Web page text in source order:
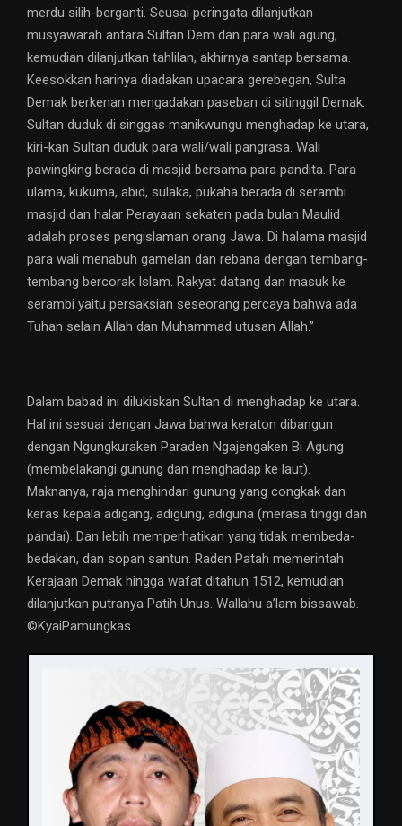
merdu silih-berganti. Seusai peringata dilanjutkan
musyawarah antara Sultan Dem dan para wali agung,
kemudian dilanjutkan tahlilan, akhirnya santap bersama.
Keesokkan harinya diadakan upacara gerebegan, Sulta
Demak berkenan mengadakan paseban di sitinggil Demak.
Sultan duduk di singgas manikwungu menghadap ke utara,
kiri-kan Sultan duduk para wali/wali pangrasa. Wali
pawingking berada di masjid bersama para pandita. Para
ulama, kukuma, abid, sulaka, pukaha berada di serambi
masjid dan halar Perayaan sekaten pada bulan Maulid
adalah proses pengislaman orang Jawa. Di halama masjid
para wali menabuh gamelan dan rebana dengan tembang-
tembang bercorak Islam. Rakyat datang dan masuk ke
serambi yaitu persaksian seseorang percaya bahwa ada
Tuhan selain Allah dan Muhammad utusan Allah.”
Dalam babad ini dilukiskan Sultan di menghadap ke utara.
Hal ini sesuai dengan Jawa bahwa keraton dibangun
dengan Ngungkuraken Paraden Ngajengaken Bi Agung
(membelakangi gunung dan menghadap ke laut).
Maknanya, raja menghindari gunung yang congkak dan
keras kepala adigang, adigung, adiguna (merasa tinggi dan
pandai). Dan lebih memperhatikan yang tidak membeda-
bedakan, dan sopan santun. Raden Patah memerintah
Kerajaan Demak hingga wafat ditahun 1512, kemudian
dilanjutkan putranya Patih Unus. Wallahu a’lam bissawab.
©️KyaiPamungkas.